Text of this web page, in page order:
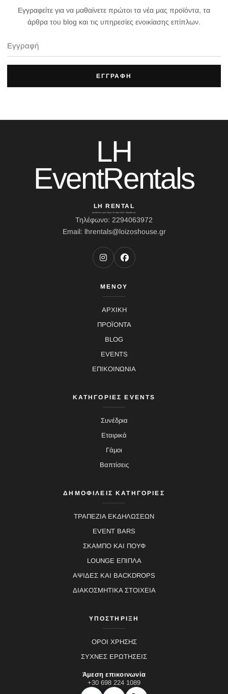
Εγγραφείτε για να μαθαίνετε πρώτοι τα νέα μας προϊόντα, τα
άρθρα του blog και τις υπηρεσίες ενοικίασης επίπλων.
ΕΓΓΡΑΦΗ
LH
EventRentals
LH RENTAL
Διεύθυνση: Ιερού Λόχου 10, Κάτω Σούλι, Μαραθώνας
Τηλέφωνο: 2294063972
Email: lhrentals@loizoshouse.gr
ΜΕΝΟΥ
ΑΡΧΙΚΗ
ΠΡΟΪΟΝΤΑ
BLOG
EVENTS
ΕΠΙΚΟΙΝΩΝΙΑ
ΚΑΤΗΓΟΡΙΕΣ EVENTS
Συνέδρια
Εταιρικά
Γάμοι
Βαπτίσεις
ΔΗΜΟΦΙΛΕΙΣ ΚΑΤΗΓΟΡΙΕΣ
ΤΡΑΠΕΖΙΑ ΕΚΔΗΛΩΣΕΩΝ
EVENT BARS
ΣΚΑΜΠΟ ΚΑΙ ΠΟΥΦ
LOUNGE ΕΠΙΠΛΑ
ΑΨΙΔΕΣ ΚΑΙ BACKDROPS
ΔΙΑΚΟΣΜΗΤΙΚΑ ΣΤΟΙΧΕΙΑ
ΥΠΟΣΤΗΡΙΞΗ
ΟΡΟΙ ΧΡΗΣΗΣ
ΣΥΧΝΕΣ ΕΡΩΤΗΣΕΙΣ
Άμεση επικοινωνία
+30 698 224 1089